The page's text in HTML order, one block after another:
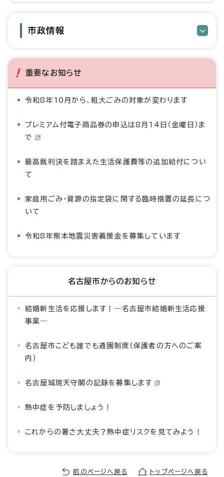
市政情報
重要なお知らせ
令和8年10月から、粗大ごみの対象が変わります
プレミアム付電子商品券の申込は8月14日（金曜日）ま
で
最高裁判決を踏まえた生活保護費等の追加給付につい
て
家庭用ごみ・資源の指定袋に関する臨時措置の延長につ
いて
令和8年熊本地震災害義援金を募集しています
名古屋市からのお知らせ
結婚新生活を応援します！―名古屋市結婚新生活応援
事業―
名古屋市こども誰でも通園制度（保護者の方へのご案
内）
名古屋城現天守閣の記録を募集します
熱中症を予防しましょう！
これからの暑さ大丈夫？熱中症リスクを見てみよう！
前のページへ戻る トップページへ戻る